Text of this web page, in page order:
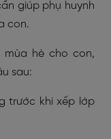
giúp phụ huynh
con.
mùa hè cho con,
sau:
trước khi xếp lớp